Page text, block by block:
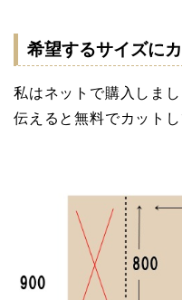
希望するサイズに
私はネットで購入しま
伝えると無料でカットし